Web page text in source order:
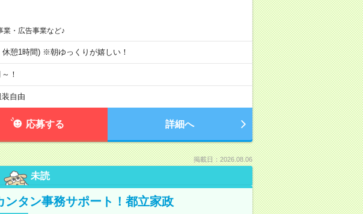
・広告事業など♪
憩1時間) ※朝ゆっくりが嬉しい！
！
装自由
応募する 詳細へ
掲載日：2026.08.06
未読
タン事務サポート！都立家政